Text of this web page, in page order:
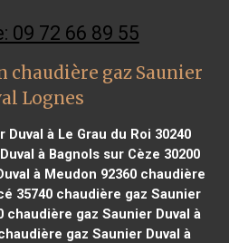
09 72 66 89 55
gaz Saunier
Lognes
à Le Grau du Roi 30240
à Bagnols sur Cèze 30200
à Meudon 92360chaudière
35740chaudière gaz Saunier
chaudière gaz Saunier Duval à
gaz Saunier Duval à